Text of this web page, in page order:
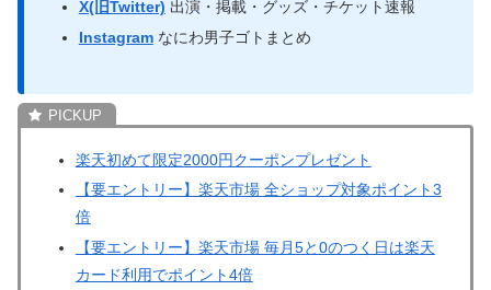
X(旧Twitter) 出演・掲載・グッズ・チケット速報
Instagramなにわ男子ゴトまとめ
楽天初めて限定2000円クーポンプレゼント
【要エントリー】楽天市場 全ショップ対象ポイント3
倍
【要エントリー】楽天市場 毎月5と0のつく日は楽天
カード利用でポイント4倍